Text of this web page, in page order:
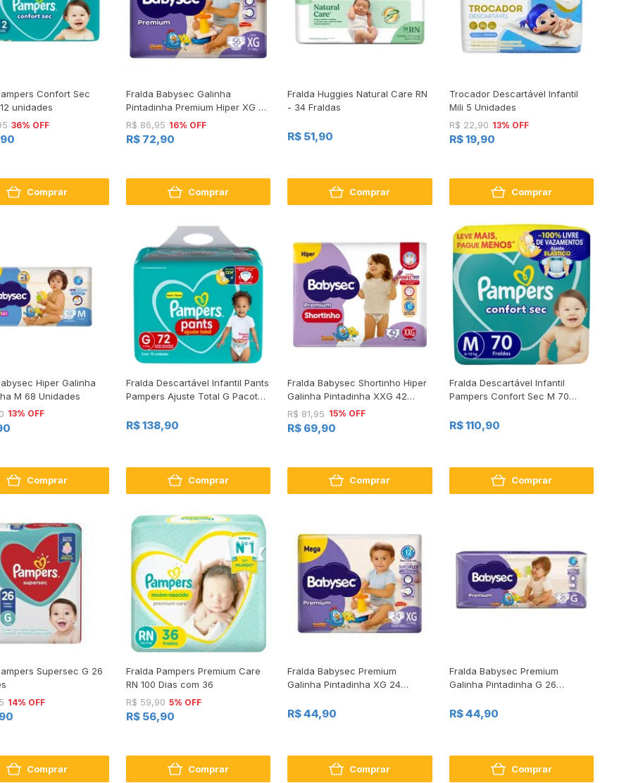
Confort Sec
unidades
36% OFF
Comprar
Fralda Babysec Galinha
Pintadinha Premium Hiper XG 56
Unidades
R$ 86,95 16% OFF
R$ 72,90
Comprar
Fralda Huggies Natural Care RN
- 34 Fraldas
R$ 51,90
Comprar
Trocador Descartável Infantil
Mili 5 Unidades
R$ 22,90 13% OFF
R$ 19,90
Comprar
Hiper Galinha
M 68 Unidades
13% OFF
Comprar
Fralda Descartável Infantil Pants
Pampers Ajuste Total G Pacote
R$ 138,90
Comprar
Fralda Babysec Shortinho Hiper
Galinha Pintadinha XXG 42
Unidades
R$ 81,95 15% OFF
R$ 69,90
Comprar
Fralda Descartável Infantil
Pampers Confort Sec M 70
Menos
R$ 110,90
Comprar
Supersec G 26
14% OFF
Comprar
Fralda Pampers Premium Care
RN 100 Dias com 36
R$ 59,90 5% OFF
R$ 56,90
Comprar
Fralda Babysec Premium
Galinha Pintadinha XG 24
R$ 44,90
Comprar
Fralda Babysec Premium
Galinha Pintadinha G 26
R$ 44,90
Comprar